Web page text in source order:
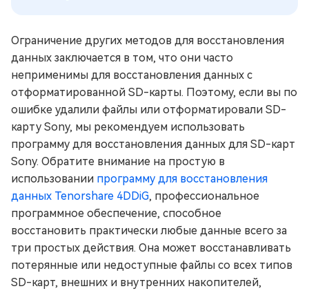
Ограничение других методов для восстановления
данных заключается в том, что они часто
неприменимы для восстановления данных с
отформатированной SD-карты. Поэтому, если вы по
ошибке удалили файлы или отформатировали SD-
карту Sony, мы рекомендуем использовать
программу для восстановления данных для SD-карт
Sony. Обратите внимание на простую в
использовании программу для восстановления
данных Tenorshare 4DDiG, профессиональное
программное обеспечение, способное
восстановить практически любые данные всего за
три простых действия. Она может восстанавливать
потерянные или недоступные файлы со всех типов
SD-карт, внешних и внутренних накопителей,